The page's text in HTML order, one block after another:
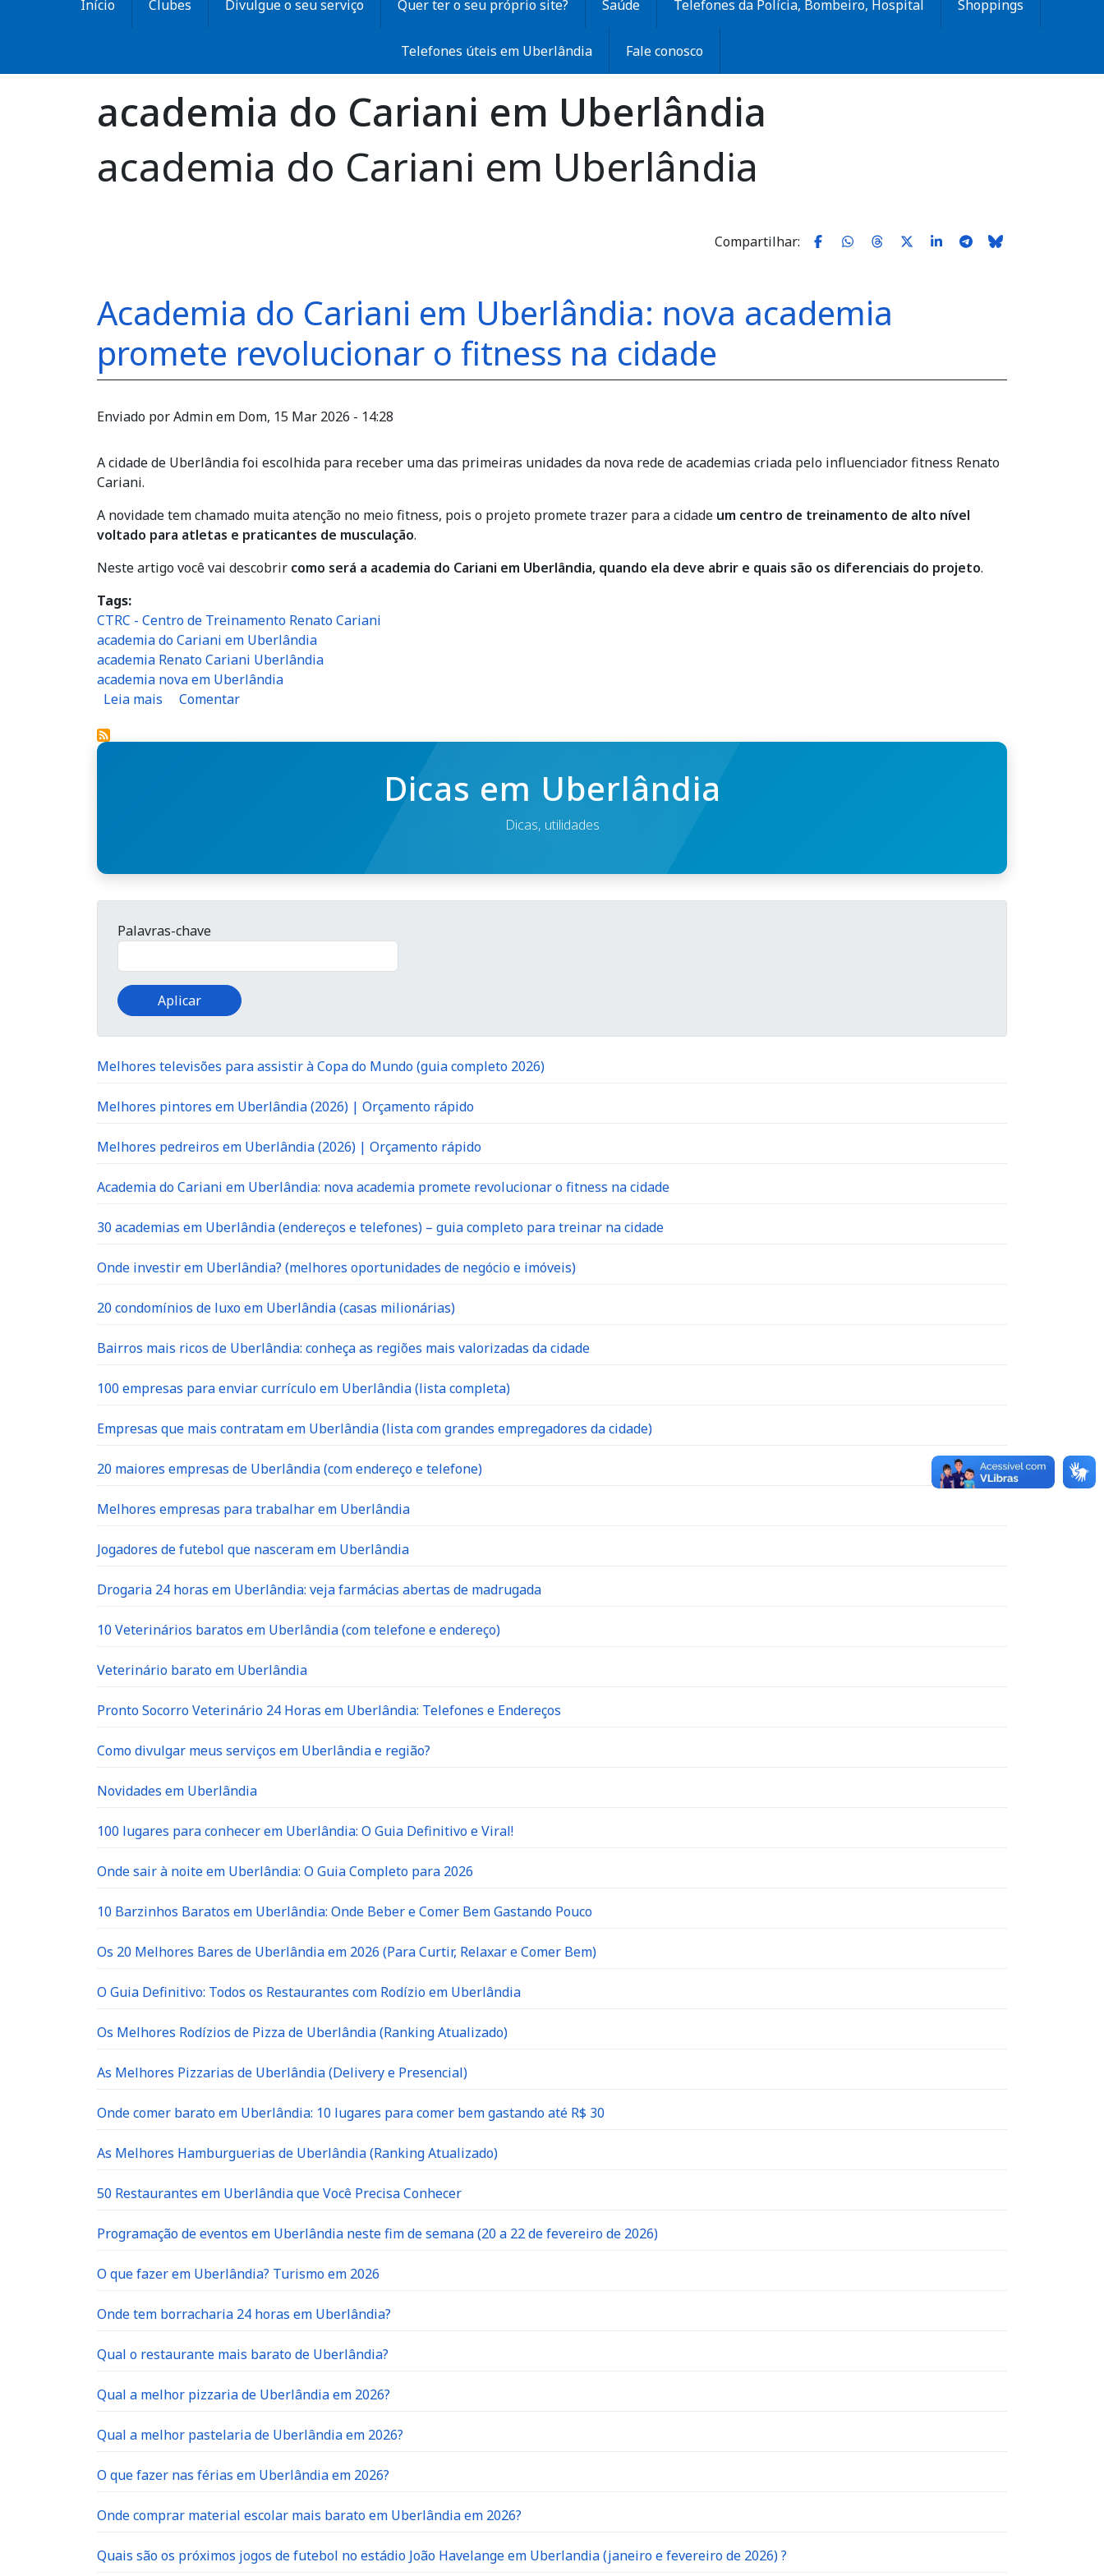
Início Clubes Divulgue o seu serviço Quer ter o seu próprio site? Saúde Telefones da Polícia, Bombeiro, Hospital Shoppings
Telefones úteis em Uberlândia Fale conosco
academia do Cariani em Uberlândia
academia do Cariani em Uberlândia
Compartilhar:
Academia do Cariani em Uberlândia: nova academia
promete revolucionar o fitness na cidade
Enviado porAdminem Dom, 15 Mar 2026 - 14:28
A cidade de Uberlândia foi escolhida para receber uma das primeiras unidades da nova rede de academias criada pelo influenciador fitness Renato
Cariani.
A novidade tem chamado muita atenção no meio fitness, pois o projeto promete trazer para a cidade um centro de treinamento de alto nível
voltado para atletas e praticantes de musculação.
Neste artigo você vai descobrir como será a academia do Cariani em Uberlândia, quando ela deve abrir e quais são os diferenciais do projeto.
Tags
CTRC - Centro de Treinamento Renato Cariani
academia do Cariani em Uberlândia
academia Renato Cariani Uberlândia
academia nova em Uberlândia
Leia mais
sobre Academia do Cariani em Uberlândia: nova academia promete revolucionar o fitness na cidade
Comentar
Dicas em Uberlândia
Dicas, utilidades
Palavras-chave
Melhores televisões para assistir à Copa do Mundo (guia completo 2026)
Melhores pintores em Uberlândia (2026) | Orçamento rápido
Melhores pedreiros em Uberlândia (2026) | Orçamento rápido
Academia do Cariani em Uberlândia: nova academia promete revolucionar o fitness na cidade
30 academias em Uberlândia (endereços e telefones) – guia completo para treinar na cidade
Onde investir em Uberlândia? (melhores oportunidades de negócio e imóveis)
20 condomínios de luxo em Uberlândia (casas milionárias)
Bairros mais ricos de Uberlândia: conheça as regiões mais valorizadas da cidade
100 empresas para enviar currículo em Uberlândia (lista completa)
Empresas que mais contratam em Uberlândia (lista com grandes empregadores da cidade)
20 maiores empresas de Uberlândia (com endereço e telefone)
Melhores empresas para trabalhar em Uberlândia
Jogadores de futebol que nasceram em Uberlândia
Drogaria 24 horas em Uberlândia: veja farmácias abertas de madrugada
10 Veterinários baratos em Uberlândia (com telefone e endereço)
Veterinário barato em Uberlândia
Pronto Socorro Veterinário 24 Horas em Uberlândia: Telefones e Endereços
Como divulgar meus serviços em Uberlândia e região?
Novidades em Uberlândia
100 lugares para conhecer em Uberlândia: O Guia Definitivo e Viral!
Onde sair à noite em Uberlândia: O Guia Completo para 2026
10 Barzinhos Baratos em Uberlândia: Onde Beber e Comer Bem Gastando Pouco
Os 20 Melhores Bares de Uberlândia em 2026 (Para Curtir, Relaxar e Comer Bem)
O Guia Definitivo: Todos os Restaurantes com Rodízio em Uberlândia
Os Melhores Rodízios de Pizza de Uberlândia (Ranking Atualizado)
As Melhores Pizzarias de Uberlândia (Delivery e Presencial)
Onde comer barato em Uberlândia: 10 lugares para comer bem gastando até R$ 30
As Melhores Hamburguerias de Uberlândia (Ranking Atualizado)
50 Restaurantes em Uberlândia que Você Precisa Conhecer
Programação de eventos em Uberlândia neste fim de semana (20 a 22 de fevereiro de 2026)
O que fazer em Uberlândia? Turismo em 2026
Onde tem borracharia 24 horas em Uberlândia?
Qual o restaurante mais barato de Uberlândia?
Qual a melhor pizzaria de Uberlândia em 2026?
Qual a melhor pastelaria de Uberlândia em 2026?
O que fazer nas férias em Uberlândia em 2026?
Onde comprar material escolar mais barato em Uberlândia em 2026?
Quais são os próximos jogos de futebol no estádio João Havelange em Uberlandia (janeiro e fevereiro de 2026) ?